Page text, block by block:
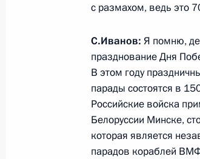
28 мая 2015 года,
Семинар-совещание
национальной
28 мая 2015 года, 20:00
Заседание
кандидатур на
с размахом, ведь это
С.Иванов: Я помню,
празднование Дня
В этом году
парады состоятся в
Российские войска
Белоруссии Минске,
которая является
парадов кораблей